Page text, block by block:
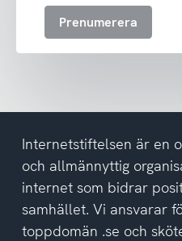
att
del
av
integritetspolicyn
Prenumerera
Internetstiftelsen är en
och allmännyttig
internet som bidrar
samhället. Vi ansvarar
toppdomän .se och